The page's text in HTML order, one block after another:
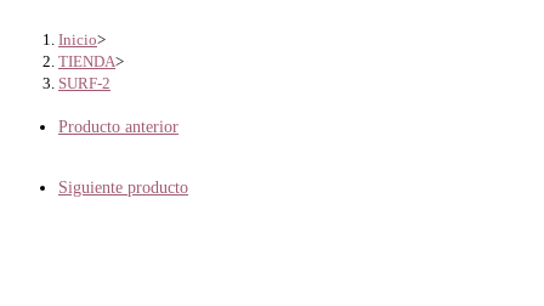
Inicio>
TIENDA>
SURF-2
Producto anterior
Siguiente producto